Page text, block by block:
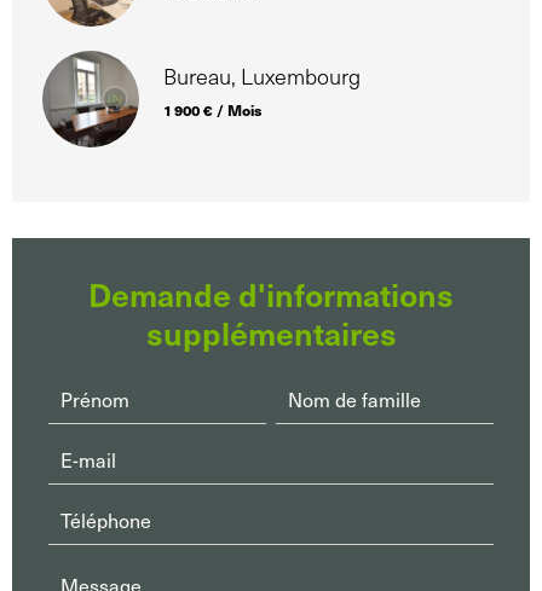
Bureau, Luxembourg
1 900 € / Mois
Demande d'informations
supplémentaires